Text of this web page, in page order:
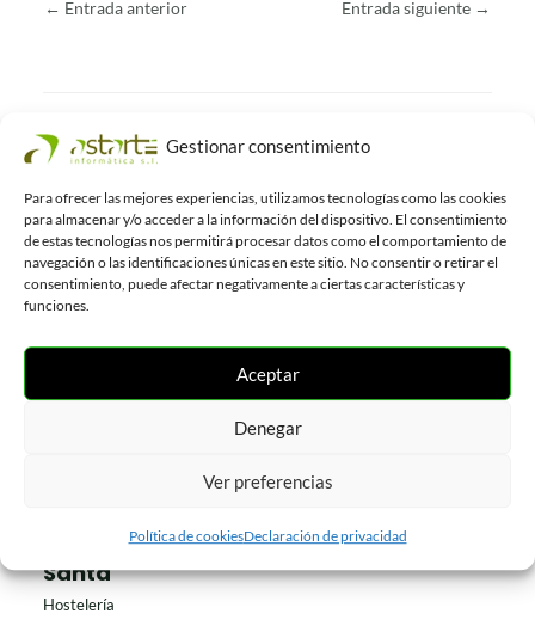
Gestionar consentimiento
Para ofrecer las mejores experiencias, utilizamos tecnologías como las cookies
para almacenar y/o acceder a la información del dispositivo. El consentimiento
de estas tecnologías nos permitirá procesar datos como el comportamiento de
navegación o las identificaciones únicas en este sitio. No consentir o retirar el
consentimiento, puede afectar negativamente a ciertas características y
funciones.
Aceptar
Denegar
Ver preferencias
Política de cookiesDeclaración de privacidad
← Entrada anterior Entrada siguiente →
Entradas Relacionadas
¡Estrenamos blog en Astarté,
aplicaciones para el Terminal Punto
de Venta!
Comercio,Hostelería
5 ventajas de las comanderas
electrónicas para los negocios de
La hostelería se prepara para Semana
Santa
Hostelería